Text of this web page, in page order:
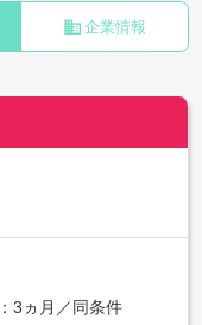
business 企業情報
3ヵ月／同条件